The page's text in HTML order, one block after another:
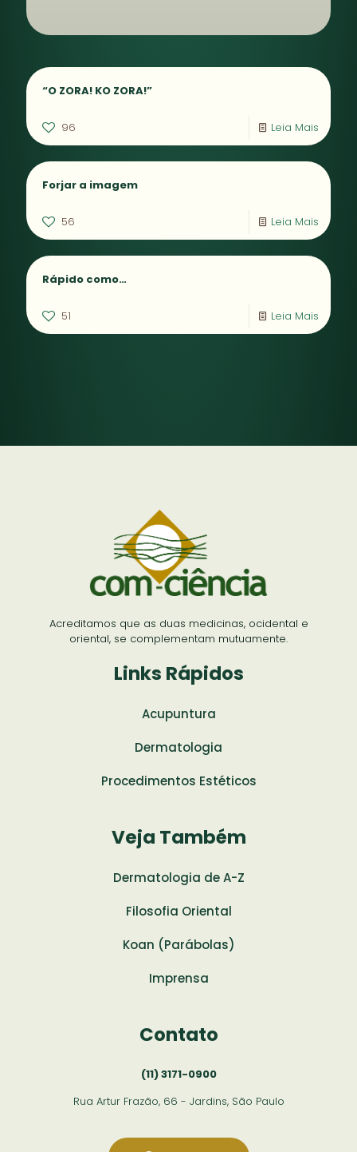
“O ZORA! KO ZORA!”
96 Leia Mais
Forjar a imagem
56 Leia Mais
Rápido como…
51 Leia Mais
Acreditamos que as duas medicinas, ocidental e
oriental, se complementam mutuamente.
Links Rápidos
Acupuntura
Dermatologia
Procedimentos Estéticos
Veja Também
Dermatologia de A-Z
Filosofia Oriental
Koan (Parábolas)
Imprensa
Contato
(11) 3171-0900
Rua Artur Frazão, 66 - Jardins, São Paulo